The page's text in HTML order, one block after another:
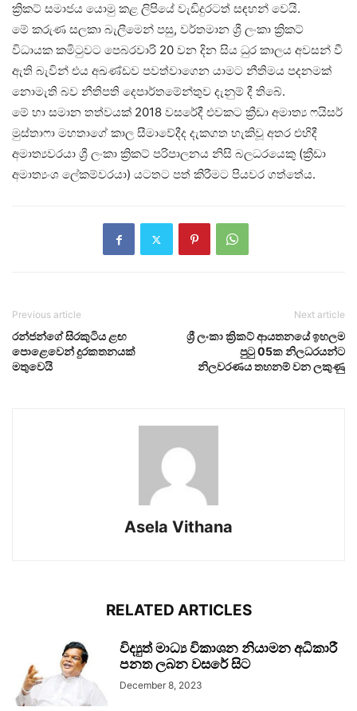
ක්‍රිකට් සමාජය යොමු කළ ලිපියේ වැඩිදුරටත් සඳහන් වෙයි.
මේ කරුණ සලකා බැලීමෙන් පසු, වර්තමාන ශ්‍රී ලංකා ක්‍රිකට්
විධායක කමිටුවට පෙබරවාරි 20 වන දින සිය ධුර කාලය අවසන් වී
ඇති බැවින් එය අඛණ්ඩව පවත්වාගෙන යාමට නීතිමය පදනමක්
නොමැති බව නීතිපති දෙපාර්තමේන්තුව දැනුම් දී තිබේ.
මේ හා සමාන තත්වයක් 2018 වසරේදී එවකට ක්‍රීඩා අමාත්‍ය ෆයිසර්
මුස්තාෆා මහතාගේ කාල සීමාවේදීද දැකගත හැකිවූ අතර එහිදී
අමාත්‍යවරයා ශ්‍රී ලංකා ක්‍රිකට් පරිපාලනය නිසි බලධරයෙකු (ක්‍රීඩා
අමාත්‍යංශ ලේකම්වරයා) යටතට පත් කිරීමට පියවර ගත්තේය.
Previous article
රන්ජන්ගේ සිරකුටිය ළඟ
පොළෙවෙන් දුරකතනයක්
මතුවෙයි
Next article
ශ්‍රී ලංකා ක්‍රිකට් ආයතනයේ ඉහලම
පුටු 05ක නිලධරයන්ට
නිලවරණය තහනම් වන ලකුණු
Asela Vithana
RELATED ARTICLES
විද්‍යුත් මාධ්‍ය විකාශන නියාමන අධිකාරී
පනත ලබන වසරේ සිට
December 8, 2023